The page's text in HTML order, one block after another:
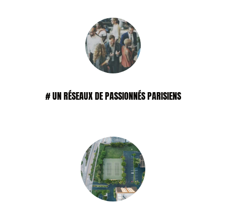
# UN RÉSEAUX DE PASSIONNÉS PARISIENS